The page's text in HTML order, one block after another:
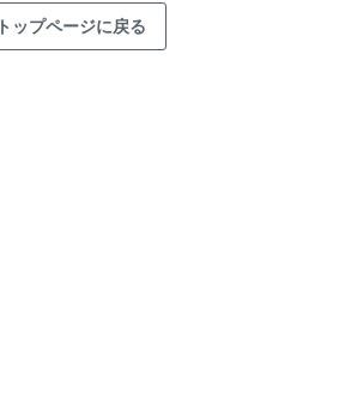
トップページに戻る